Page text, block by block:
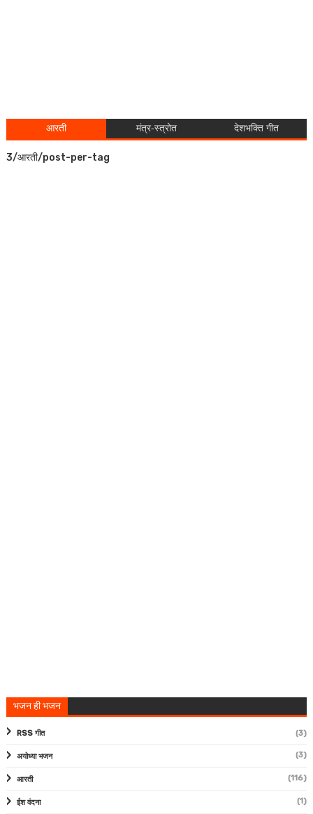
आरती मंत्र-स्त्रोत देशभक्ति गीत
3/आरती/post-per-tag
भजन ही भजन
RSS गीत (3)
अयोध्या भजन (3)
आरती (116)
ईश वंदना (1)